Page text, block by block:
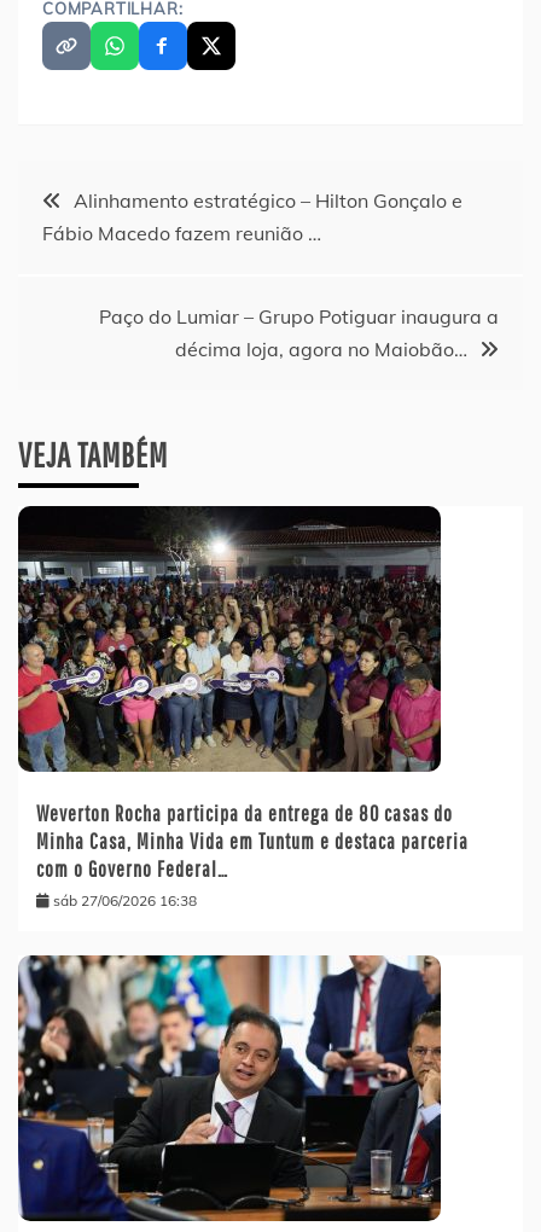
COMPARTILHAR:
Navegação
Alinhamento estratégico – Hilton Gonçalo e
Fábio Macedo fazem reunião …
Paço do Lumiar – Grupo Potiguar inaugura a
décima loja, agora no Maiobão…
VEJA TAMBÉM
Weverton Rocha participa da entrega de 80 casas do
Minha Casa, Minha Vida em Tuntum e destaca parceria
com o Governo Federal…
sáb 27/06/2026 16:38